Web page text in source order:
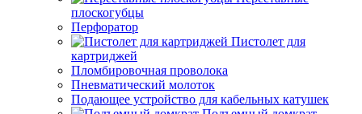
плоскогубцы
Перфоратор
Пистолет для
картриджей
Пломбировочная проволока
Пневматический молоток
Подающее устройство для кабельных катушек